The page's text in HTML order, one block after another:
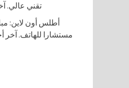
تقني عالي. آخر أجل
مستشارا للهاتف. آخر